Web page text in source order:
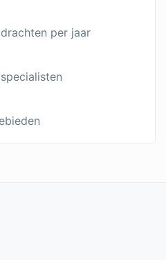
per jaar